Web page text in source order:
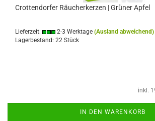
Crottendorfer Räucherkerzen | Grüner Apfel
Lieferzeit: 2-3 Werktage (Ausland abweichend)
Lagerbestand: 22 Stück
inkl.
IN DEN WARENKORB